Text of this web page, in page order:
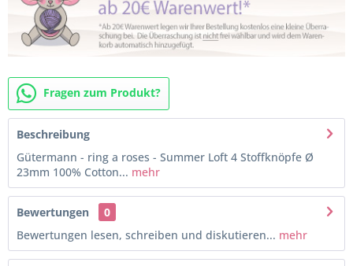
Fragen zum Produkt?
Beschreibung
Gütermann - ring a roses - Summer Loft 4 Stoffknöpfe Ø
23mm 100% Cotton... mehr
Bewertungen
0
Bewertungen lesen, schreiben und diskutieren... mehr